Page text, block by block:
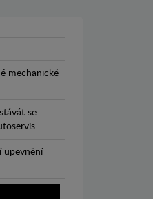
mechanické
se
upevnění